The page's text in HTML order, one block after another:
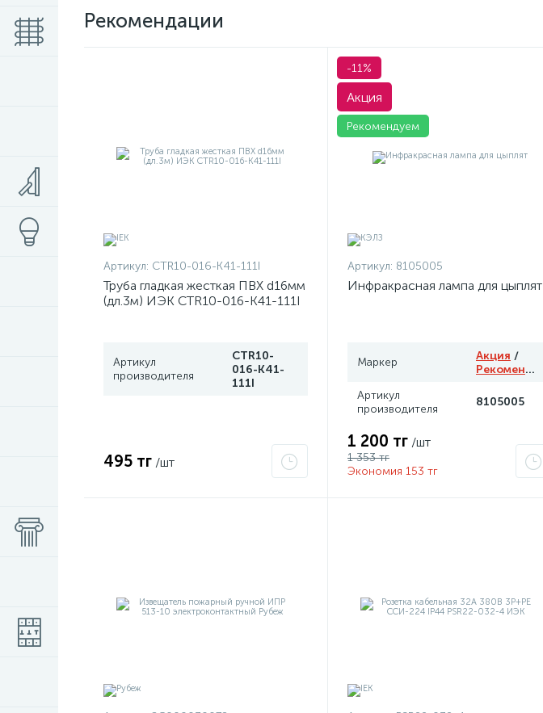
Рекомендации
Артикул: CTR10-016-K41-111I
Труба гладкая жесткая ПВХ d16мм
(дл.3м) ИЭК CTR10-016-K41-111I
Артикул
производителя
CTR10-
016-K41-
111I
495 тг /шт
-11%
Акция
Рекомендуем
Артикул: 8105005
Инфракрасная лампа для цыплят
Маркер Акция /
Рекомендуем
Артикул
производителя
8105005
1 200 тг /шт
1 353 тг
Экономия 153 тг